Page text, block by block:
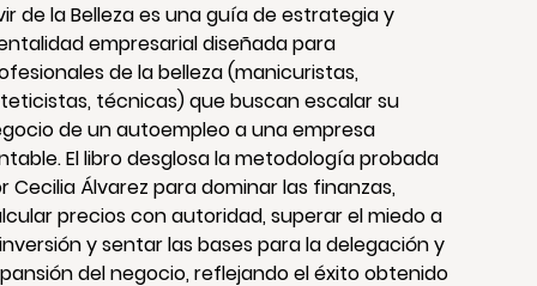
de la Belleza es una guía de estrategia y
empresarial diseñada para
de la belleza (manicuristas,
técnicas) que buscan escalar su
de un autoempleo a una empresa
El libro desglosa la metodología probada
Cecilia Álvarez para dominar las finanzas,
precios con autoridad, superar el miedo a
y sentar las bases para la delegación y
del negocio, reflejando el éxito obtenido